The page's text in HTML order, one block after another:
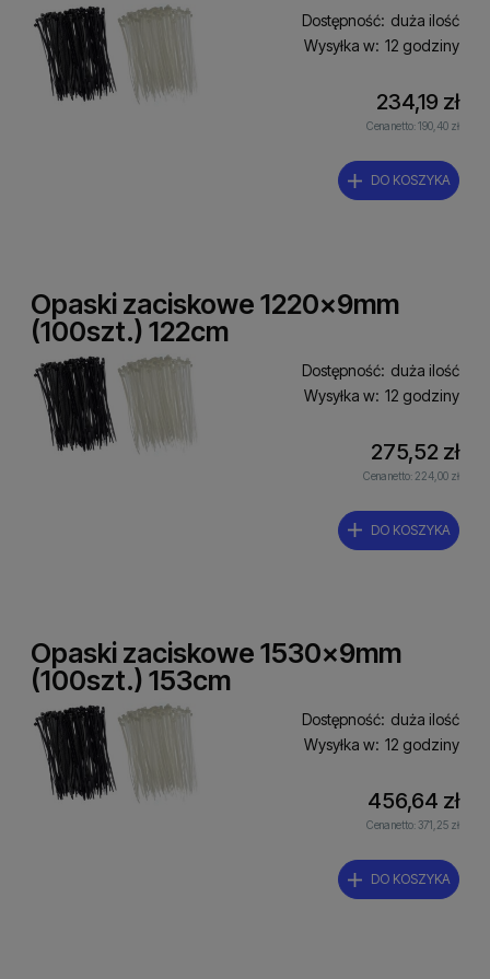
Dostępność: duża ilość
Wysyłka w: 12 godziny
234,19 zł
Cena netto:190,40 zł
DO KOSZYKA
Opaski zaciskowe 1220x9mm
(100szt.) 122cm
Dostępność: duża ilość
Wysyłka w: 12 godziny
275,52 zł
Cena netto: 224,00 zł
DO KOSZYKA
Opaski zaciskowe 1530x9mm
(100szt.) 153cm
Dostępność: duża ilość
Wysyłka w: 12 godziny
456,64 zł
Cena netto:371,25 zł
DO KOSZYKA